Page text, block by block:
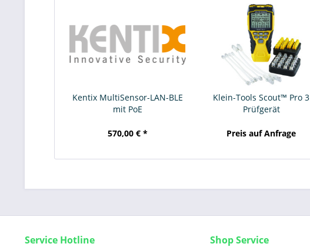
Kentix MultiSensor-LAN-BLE
mit PoE
570,00 € *
Klein-Tools Scout™ Pro 3
Prüfgerät
Preis auf Anfrage
Service Hotline Shop Service